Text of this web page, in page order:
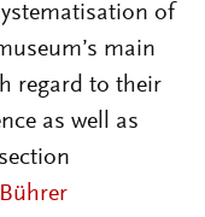
of
main
regard to their
as well as